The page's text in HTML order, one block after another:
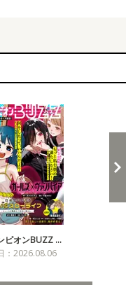
ピオンBUZZ …
：2026.08.06